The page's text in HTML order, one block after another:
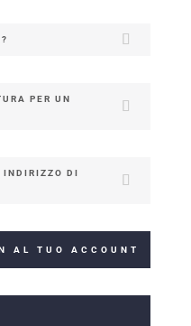
PER UN
INDIRIZZO DI
AL TUO ACCOUNT